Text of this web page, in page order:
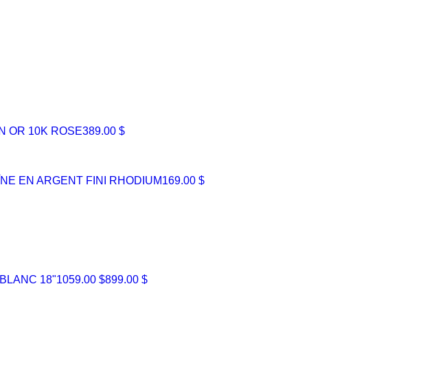
OR 10K ROSE389.00 $
EN ARGENT FINI RHODIUM169.00 $
18"1059.00 $899.00 $